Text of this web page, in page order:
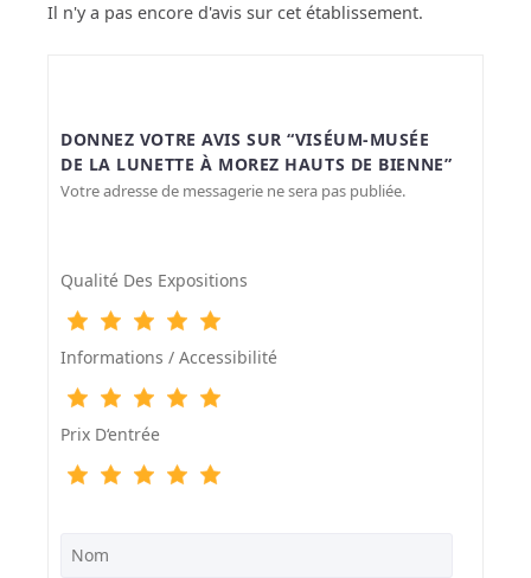
Il n'y a pas encore d'avis sur cet établissement.
DONNEZ VOTRE AVIS SUR “VISÉUM-MUSÉE
DE LA LUNETTE À MOREZ HAUTS DE BIENNE”
Votre adresse de messagerie ne sera pas publiée.
Qualité Des Expositions
Informations / Accessibilité
Prix D‘entrée